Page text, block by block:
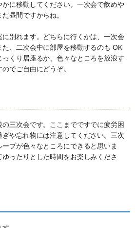
に移動してください。一次会で飲めや
昼間ですからね。
別れます。どちらに行くかは、一次会
、二次会中に部屋を移動するのも OK
くり居座るか、色々なところを放浪す
でご自由にどうぞ。
三次会です。ここまでですでに疲労困
や忘れ物には注意してください。三次
プが色々なところにできると思いま
ったりとした時間をお楽しみくださ